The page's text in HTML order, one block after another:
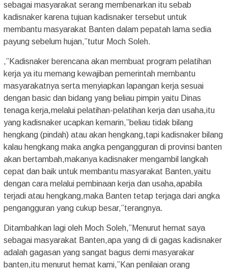
sebagai masyarakat serang membenarkan itu sebab
kadisnaker karena tujuan kadisnaker tersebut untuk
membantu masyarakat Banten dalam pepatah lama sedia
payung sebelum hujan,”tutur Moch Soleh.
,”Kadisnaker berencana akan membuat program pelatihan
kerja ya itu memang kewajiban pemerintah membantu
masyarakatnya serta menyiapkan lapangan kerja sesuai
dengan basic dan bidang yang beliau pimpin yaitu Dinas
tenaga kerja,melalui pelatihan-pelatihan kerja dan usaha,itu
yang kadisnaker ucapkan kemarin,”beliau tidak bilang
hengkang (pindah) atau akan hengkang,tapi kadisnaker bilang
kalau hengkang maka angka pengangguran di provinsi banten
akan bertambah,makanya kadisnaker mengambil langkah
cepat dan baik untuk membantu masyarakat Banten,yaitu
dengan cara melalui pembinaan kerja dan usaha,apabila
terjadi atau hengkang,maka Banten tetap terjaga dari angka
pengangguran yang cukup besar,”terangnya.
Ditambahkan lagi oleh Moch Soleh,”Menurut hemat saya
sebagai masyarakat Banten,apa yang di di gagas kadisnaker
adalah gagasan yang sangat bagus demi masyarakar
banten,itu menurut hemat kami,”Kan penilaian orang